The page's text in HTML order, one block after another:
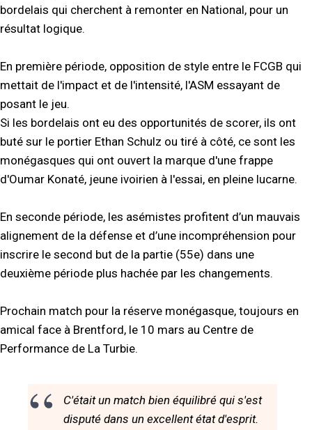
bordelais qui cherchent à remonter en National, pour un
résultat logique.
En première période, opposition de style entre le FCGB qui
mettait de l'impact et de l'intensité, l'ASM essayant de
posant le jeu.
Si les bordelais ont eu des opportunités de scorer, ils ont
buté sur le portier Ethan Schulz ou tiré à côté, ce sont les
monégasques qui ont ouvert la marque d'une frappe
d'Oumar Konaté, jeune ivoirien à l'essai, en pleine lucarne.
En seconde période, les asémistes profitent d’un mauvais
alignement de la défense et d’une incompréhension pour
inscrire le second but de la partie (55e) dans une
deuxième période plus hachée par les changements.
Prochain match pour la réserve monégasque, toujours en
amical face à Brentford, le 10 mars au Centre de
Performance de La Turbie.
C'était un match bien équilibré qui s'est
disputé dans un excellent état d'esprit.